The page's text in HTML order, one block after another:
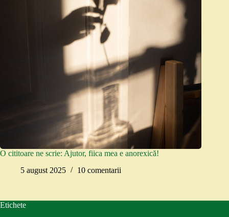
O cititoare ne scrie: Ajutor, fiica mea e anorexică!
5 august 2025
10 comentarii
Etichete